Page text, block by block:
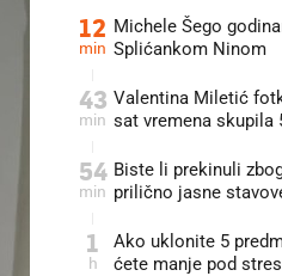
12
min
Michele Šego
Splićankom Ninom
43
min
Valentina Miletić
sat vremena skupila
54
min
Biste li prekinuli
prilično jasne
1
h
Ako uklonite 5
ćete manje pod